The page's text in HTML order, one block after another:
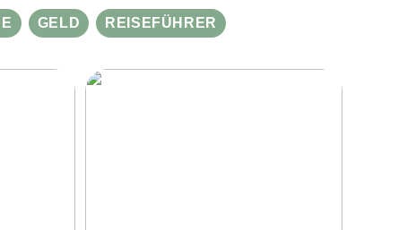
GELD REISEFÜHRER